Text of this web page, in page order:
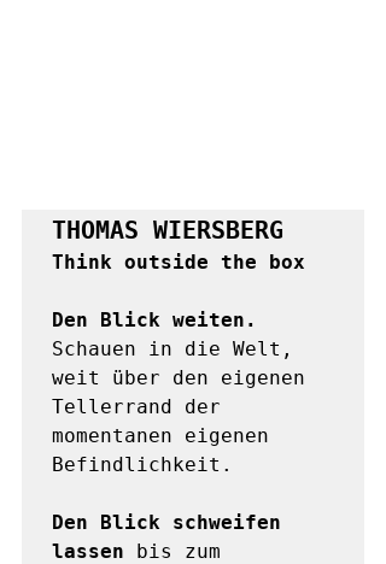
THOMAS WIERSBERG
Think outside the box
Den Blick weiten.
Schauen in die Welt,
weit über den eigenen
Tellerrand der
momentanen eigenen
Befindlichkeit.
Den Blick schweifen
lassen bis zum